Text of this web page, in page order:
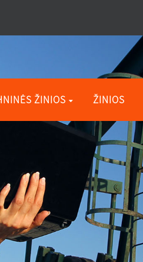
ŽINIOS ŽINIOS